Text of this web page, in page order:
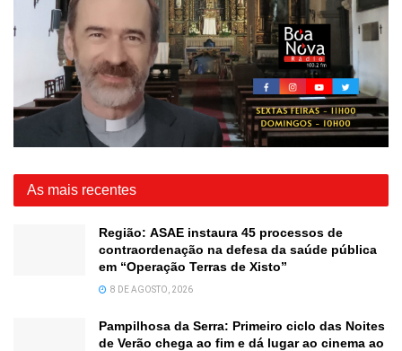
As mais recentes
Região: ASAE instaura 45 processos de
contraordenação na defesa da saúde pública
em “Operação Terras de Xisto”
8 DE AGOSTO, 2026
Pampilhosa da Serra: Primeiro ciclo das Noites
de Verão chega ao fim e dá lugar ao cinema ao